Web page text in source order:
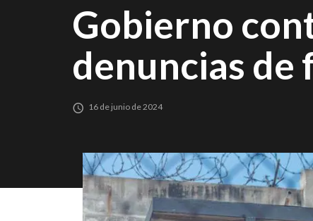
Gobierno
denuncias de
16 de junio de 2024